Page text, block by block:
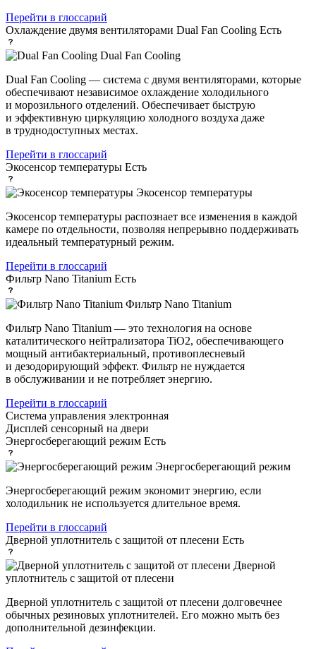
Перейти в глоссарий
Охлаждение двумя вентиляторами Dual Fan Cooling Есть
Dual Fan Cooling
Dual Fan Cooling — система с двумя вентиляторами, которые
обеспечивают независимое охлаждение холодильного
и морозильного отделений. Обеспечивает быструю
и эффективную циркуляцию холодного воздуха даже
в труднодоступных местах.
Перейти в глоссарий
Экосенсор температуры Есть
Экосенсор температуры
Экосенсор температуры распознает все изменения в каждой
камере по отдельности, позволяя непрерывно поддерживать
идеальный температурный режим.
Перейти в глоссарий
Фильтр Nano Titanium Есть
Фильтр Nano Titanium
Фильтр Nano Titanium — это технология на основе
каталитического нейтрализатора TiO2, обеспечивающего
мощный антибактериальный, противоплесневый
и дезодорирующий эффект. Фильтр не нуждается
в обслуживании и не потребляет энергию.
Перейти в глоссарий
Система управления электронная
Дисплей сенсорный на двери
Энергосберегающий режим Есть
Энергосберегающий режим
Энергосберегающий режим экономит энергию, если
холодильник не используется длительное время.
Перейти в глоссарий
Дверной уплотнитель с защитой от плесени Есть
Дверной
уплотнитель с защитой от плесени
Дверной уплотнитель с защитой от плесени долговечнее
обычных резиновых уплотнителей. Его можно мыть без
дополнительной дезинфекции.